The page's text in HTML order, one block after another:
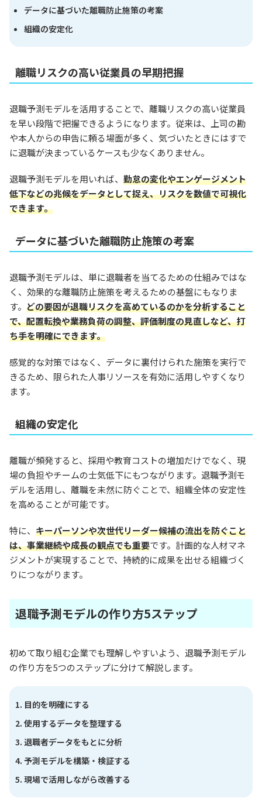
データに基づいた離職防止施策の考案
組織の安定化
離職リスクの高い従業員の早期把握
退職予測モデルを活用することで、離職リスクの高い従業員
を早い段階で把握できるようになります。従来は、上司の勘
や本人からの申告に頼る場面が多く、気づいたときにはすで
に退職が決まっているケースも少なくありません。
退職予測モデルを用いれば、 勤怠の変化やエンゲージメント
低下などの兆候をデータとして捉え、リスクを数値で可視化
できます。
データに基づいた離職防止施策の考案
退職予測モデルは、単に退職者を当てるための仕組みではな
く、効果的な離職防止施策を考えるための基盤にもなりま
す。 どの要因が退職リスクを高めているのかを分析すること
で、配置転換や業務負荷の調整、評価制度の見直しなど、打
ち手を明確にできます。
感覚的な対策ではなく、データに裏付けられた施策を実行で
きるため、限られた人事リソースを有効に活用しやすくなり
ます。
組織の安定化
離職が頻発すると、採用や教育コストの増加だけでなく、現
場の負担やチームの士気低下にもつながります。退職予測モ
デルを活用し、離職を未然に防ぐことで、組織全体の安定性
を高めることが可能です。
特に、 キーパーソンや次世代リーダー候補の流出を防ぐこと
は、事業継続や成長の観点でも重要です。計画的な人材マネ
ジメントが実現することで、持続的に成果を出せる組織づく
りにつながります。
退職予測モデルの作り方5ステップ
初めて取り組む企業でも理解しやすいよう、退職予測モデル
の作り方を5つのステップに分けて解説します。
目的を明確にする
使用するデータを整理する
退職者データをもとに分析
予測モデルを構築・検証する
現場で活用しながら改善する